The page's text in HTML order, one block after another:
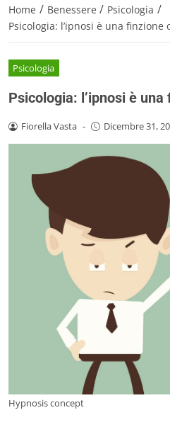
Home / Benessere / Psicologia /
Psicologia: l’ipnosi è una finzione
Psicologia
Psicologia: l’ipnosi è
Fiorella Vasta - Dicembre 31,
Hypnosis concept